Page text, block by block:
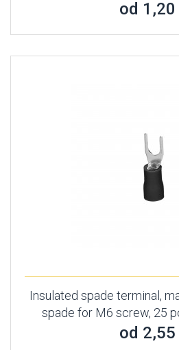
od 1,20
Insulated spade terminal,
spade for M6 screw, 25
od 2,55